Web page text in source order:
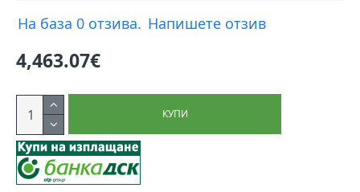
На база 0 отзива. Напишете отзив
4,463.07€
КУПИ